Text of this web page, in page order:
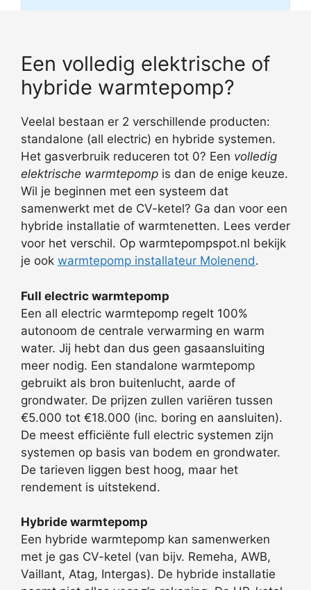
Een volledig elektrische of
hybride warmtepomp?
Veelal bestaan er 2 verschillende producten:
standalone (all electric) en hybride systemen.
Het gasverbruik reduceren tot 0? Een volledig
elektrische warmtepomp is dan de enige keuze.
Wil je beginnen met een systeem dat
samenwerkt met de CV-ketel? Ga dan voor een
hybride installatie of warmtenetten. Lees verder
voor het verschil. Op warmtepompspot.nl bekijk
je ook warmtepomp installateur Molenend.
Full electric warmtepomp
Een all electric warmtepomp regelt 100%
autonoom de centrale verwarming en warm
water. Jij hebt dan dus geen gasaansluiting
meer nodig. Een standalone warmtepomp
gebruikt als bron buitenlucht, aarde of
grondwater. De prijzen zullen variëren tussen
€5.000 tot €18.000 (inc. boring en aansluiten).
De meest efficiënte full electric systemen zijn
systemen op basis van bodem en grondwater.
De tarieven liggen best hoog, maar het
rendement is uitstekend.
Hybride warmtepomp
Een hybride warmtepomp kan samenwerken
met je gas CV-ketel (van bijv. Remeha, AWB,
Vaillant, Atag, Intergas). De hybride installatie